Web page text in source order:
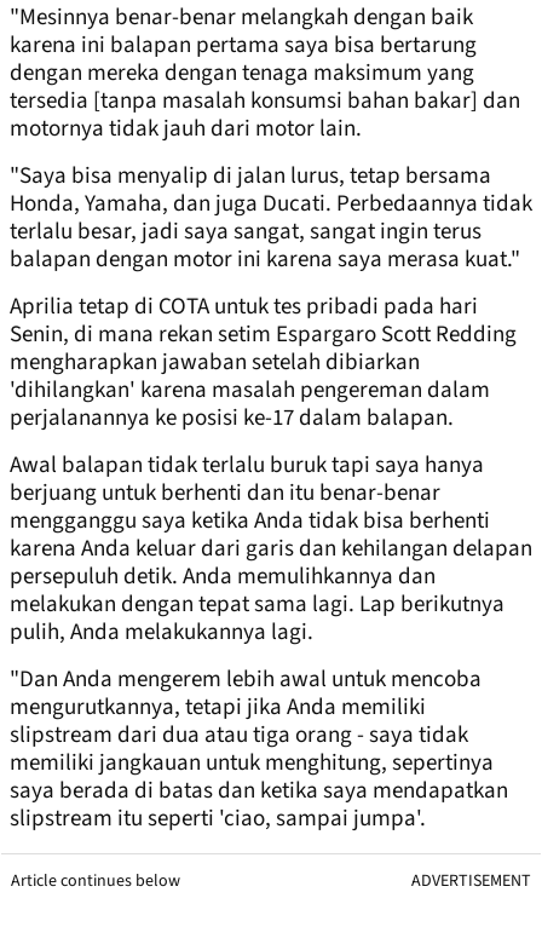
"Mesinnya benar-benar melangkah dengan baik
karena ini balapan pertama saya bisa bertarung
dengan mereka dengan tenaga maksimum yang
tersedia [tanpa masalah konsumsi bahan bakar] dan
motornya tidak jauh dari motor lain.
"Saya bisa menyalip di jalan lurus, tetap bersama
Honda, Yamaha, dan juga Ducati. Perbedaannya tidak
terlalu besar, jadi saya sangat, sangat ingin terus
balapan dengan motor ini karena saya merasa kuat."
Aprilia tetap di COTA untuk tes pribadi pada hari
Senin, di mana rekan setim Espargaro Scott Redding
mengharapkan jawaban setelah dibiarkan
'dihilangkan' karena masalah pengereman dalam
perjalanannya ke posisi ke-17 dalam balapan.
Awal balapan tidak terlalu buruk tapi saya hanya
berjuang untuk berhenti dan itu benar-benar
mengganggu saya ketika Anda tidak bisa berhenti
karena Anda keluar dari garis dan kehilangan delapan
persepuluh detik. Anda memulihkannya dan
melakukan dengan tepat sama lagi. Lap berikutnya
pulih, Anda melakukannya lagi.
"Dan Anda mengerem lebih awal untuk mencoba
mengurutkannya, tetapi jika Anda memiliki
slipstream dari dua atau tiga orang - saya tidak
memiliki jangkauan untuk menghitung, sepertinya
saya berada di batas dan ketika saya mendapatkan
slipstream itu seperti 'ciao, sampai jumpa'.
Article continues below ADVERTISEMENT